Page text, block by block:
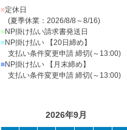
■定休日
(夏季休業：2026/8/8～8/16)
■NP掛け払い請求書発送日
■NP掛け払い 【20日締め】
支払い条件変更申請 締切(～13:00)
■NP掛け払い 【月末締め】
支払い条件変更申請 締切(～13:00)
2026年9月